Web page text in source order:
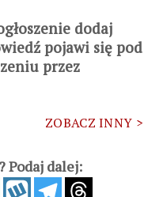
dodaj
pojawi się pod
przez
ZOBACZ INNY >
Podaj dalej: